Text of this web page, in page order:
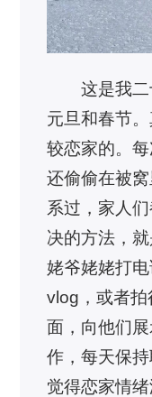
这是我
元旦和春节
较恋家的。
还偷偷在被
系过，家人
决的方法，
姥爷姥姥打
vlog，或者拍
面，向他们
作，每天保
觉得恋家情